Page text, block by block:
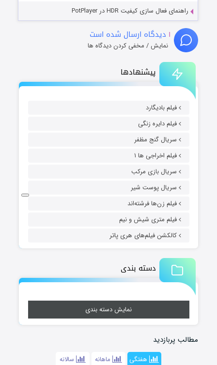
پیشنهادها
فیلم بادیگارد
فیلم دایره زنگی
سریال گنج مظفر
فیلم اخراجی ها ۱
سریال بازی مرکب
سریال پوست شیر
فیلم زن‌ها فرشته‌اند
فیلم متری شیش و نیم
کالکشن فیلم‌های هری پاتر
دسته بندی
نمایش دسته بندی
مطالب پربازدید
هفتگی ماهانه سالانه
راهنمای فعال سازی کیفیت HDR در PotPlayer
۱ دیدگاه ارسال شده است
نمایش / مخفی کردن دیدگاه ها